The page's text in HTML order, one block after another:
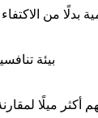
بيئة
ميلًا لمقارنة